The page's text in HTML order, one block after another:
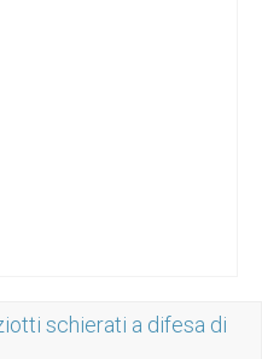
schierati a difesa di